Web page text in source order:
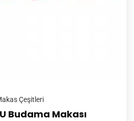
Çeşitleri
Budama Makası